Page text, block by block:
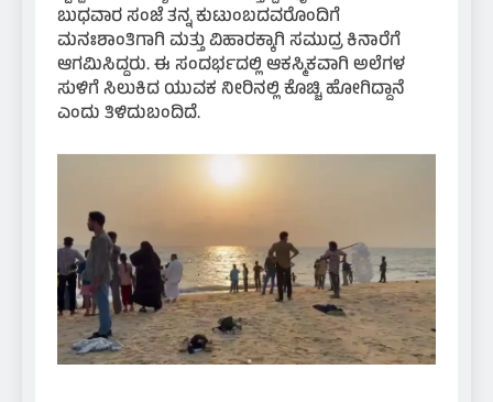
ಬುಧವಾರ ಸಂಜೆ ತನ್ನ ಕುಟುಂಬದವರೊಂದಿಗೆ
ಮನಃಶಾಂತಿಗಾಗಿ ಮತ್ತು ವಿಹಾರಕ್ಕಾಗಿ ಸಮುದ್ರ ಕಿನಾರೆಗೆ
ಆಗಮಿಸಿದ್ದರು. ಈ ಸಂದರ್ಭದಲ್ಲಿ ಆಕಸ್ಮಿಕವಾಗಿ ಅಲೆಗಳ
ಸುಳಿಗೆ ಸಿಲುಕಿದ ಯುವಕ ನೀರಿನಲ್ಲಿ ಕೊಚ್ಚಿ ಹೋಗಿದ್ದಾನೆ
ಎಂದು ತಿಳಿದುಬಂದಿದೆ.